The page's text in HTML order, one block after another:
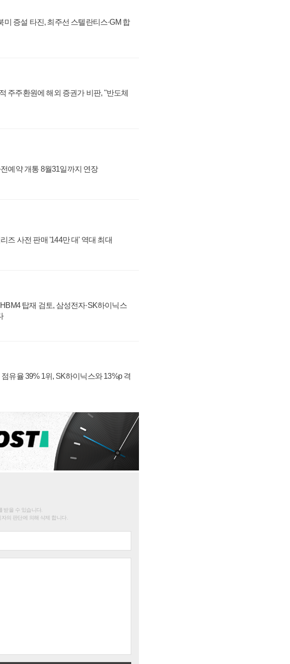
미 증설 타진, 최주선 스텔란티스·GM 합
주주환원에 해외 증권가 비판, "반도체
예약 개통 8월31일까지 연장
즈 사전 판매 '144만 대' 역대 최대
탑재 검토, 삼성전자·SK하이닉스
유율 39% 1위, SK하이닉스와 13%p 격
받을 수 있습니다.
의 판단에 의해 삭제 합니다.